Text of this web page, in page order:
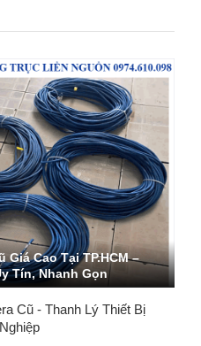
Giá Cao Tại TP.HCM –
Tín, Nhanh Gọn
WIFI CŨ, THU MUA
CŨ GIÁ CAO
Cũ - Thanh Lý Thiết Bị